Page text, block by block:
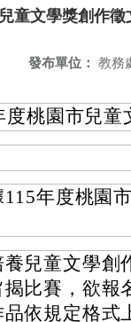
童文學獎創作徵
發布單位： 教務
度桃園市兒
115年度桃園
養兒童文學創
揭比賽，欲報
品依規定格式